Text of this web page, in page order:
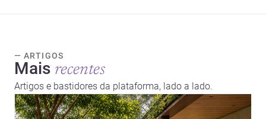
— ARTIGOS
Mais recentes
Artigos e bastidores da plataforma, lado a lado.